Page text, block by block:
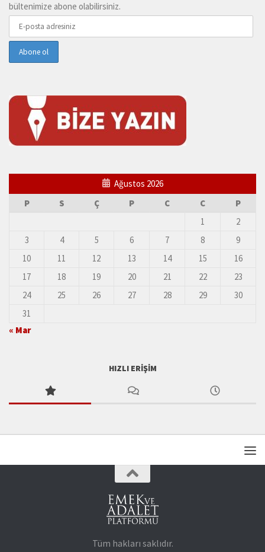
bültenimize abone olabilirsiniz.
Ağustos 2026
P
S Ç P C C
P
1
2
3
4 5 6 7 8
9
10
11 12 13 14 15
16
17
18 19 20 21 22
23
24
25 26 27 28 29
30
31
« Mar
HIZLI ERIŞIM
Tüm hakları saklıdır.